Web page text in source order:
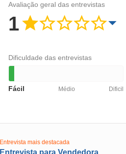
Avaliação geral das entrevistas
1
Dificuldade das entrevistas
Fácil Médio Dificil
Entrevista mais destacada